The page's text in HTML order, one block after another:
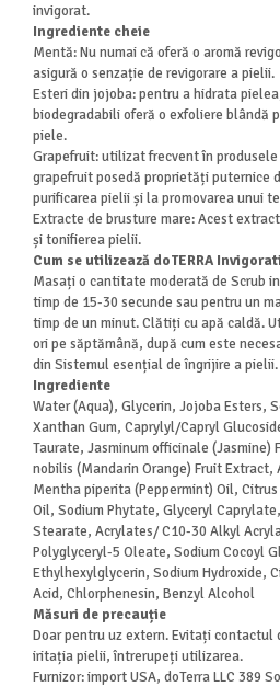
invigorat.
Ingrediente cheie
Mentă: Nu numai că oferă o aromă
asigură o senzație de revigorare a pielii.
Esteri din jojoba: pentru a hidrata
biodegradabili oferă o exfoliere blândă
piele.
Grapefruit: utilizat frecvent în
grapefruit posedă proprietăți puternice
purificarea pielii și la promovarea unui
Extracte de brusture mare: Acest
și tonifierea pielii.
Cum se utilizează doTERRA
Masați o cantitate moderată de Scrub
timp de 15-30 secunde sau pentru un
timp de un minut. Clătiți cu apă caldă.
ori pe săptămână, după cum este
din Sistemul esențial de îngrijire a pielii.
Ingrediente
Water (Aqua), Glycerin, Jojoba Esters,
Xanthan Gum, Caprylyl/Capryl
Taurate, Jasminum officinale (Jasmine)
nobilis (Mandarin Orange) Fruit Extract,
Mentha piperita (Peppermint) Oil,
Oil, Sodium Phytate, Glyceryl
Stearate, Acrylates/ C10-30 Alkyl
Polyglyceryl-5 Oleate, Sodium Cocoyl
Ethylhexylglycerin, Sodium Hydroxide,
Acid, Chlorphenesin, Benzyl Alcohol
Măsuri de precauție
Doar pentru uz extern. Evitați contactul
iritația pielii, întrerupeți utilizarea.
Furnizor: import USA, doTerra LLC 389